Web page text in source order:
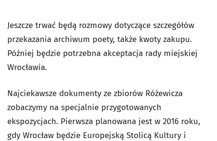
Jeszcze trwać będą rozmowy dotyczące szczegółów
przekazania archiwum poety, także kwoty zakupu.
Później będzie potrzebna akceptacja rady miejskiej
Wrocławia.
Najciekawsze dokumenty ze zbiorów Różewicza
zobaczymy na specjalnie przygotowanych
ekspozycjach. Pierwsza planowana jest w 2016 roku,
gdy Wrocław będzie Europejską Stolicą Kultury i